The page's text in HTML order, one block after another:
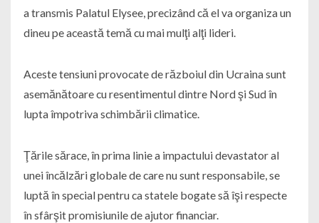
a transmis Palatul Elysee, precizând că el va organiza un
dineu pe această temă cu mai mulţi alţi lideri.
Aceste tensiuni provocate de războiul din Ucraina sunt
asemănătoare cu resentimentul dintre Nord şi Sud în
lupta împotriva schimbării climatice.
Ţările sărace, în prima linie a impactului devastator al
unei încălzări globale de care nu sunt responsabile, se
luptă în special pentru ca statele bogate să îşi respecte
în sfârşit promisiunile de ajutor financiar.